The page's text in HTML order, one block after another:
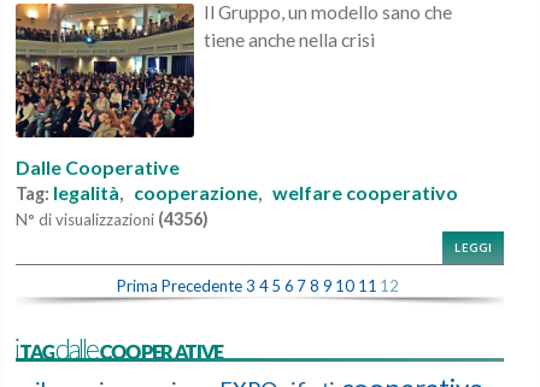
Il Gruppo, un modello sano che
tiene anche nella crisi
Dalle Cooperative
Tag: legalità, cooperazione,welfare cooperativo
N° di visualizzazioni (4356)
LEGGI
Prima Precedente3 4 5 6 78 9 10 11 12
iTAGdalleCOOPERATIVE